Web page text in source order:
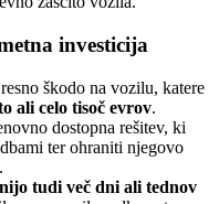
investicija
škodo na vozilu, katere
ali celo tisoč evrov.
dostopna rešitev, ki
ter ohraniti njegovo
tudi več dni ali tednov